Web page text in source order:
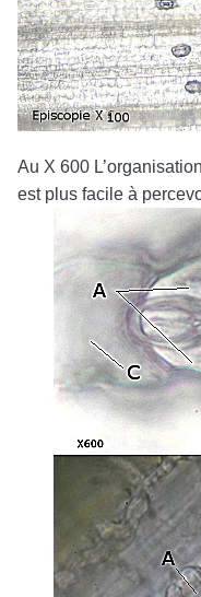
Au X 600
est plus facile à